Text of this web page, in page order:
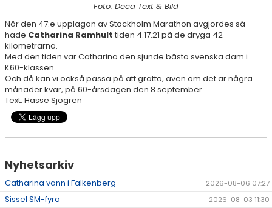
YMERSPELEN DEN 7:E JUNI 2026
TÄVLINGAR
RESULTAT & STATISTIK
NIU BORÅS
MÅNADENS FRIIDROTTARE
Foto: Deca Text & Bild
När den 47:e upplagan av Stockholm Marathon avgjordes så
hade Catharina Ramhult tiden 4.17.21 på de dryga 42
kilometrarna.
Med den tiden var Catharina den sjunde bästa svenska dam i
K60-klassen.
Och då kan vi också passa på att gratta, även om det är några
månader kvar, på 60-årsdagen den 8 september..
Text: Hasse Sjögren
Nyhetsarkiv
Catharina vann i Falkenberg 2026-08-06 07:27
Sissel SM-fyra 2026-08-03 11:30